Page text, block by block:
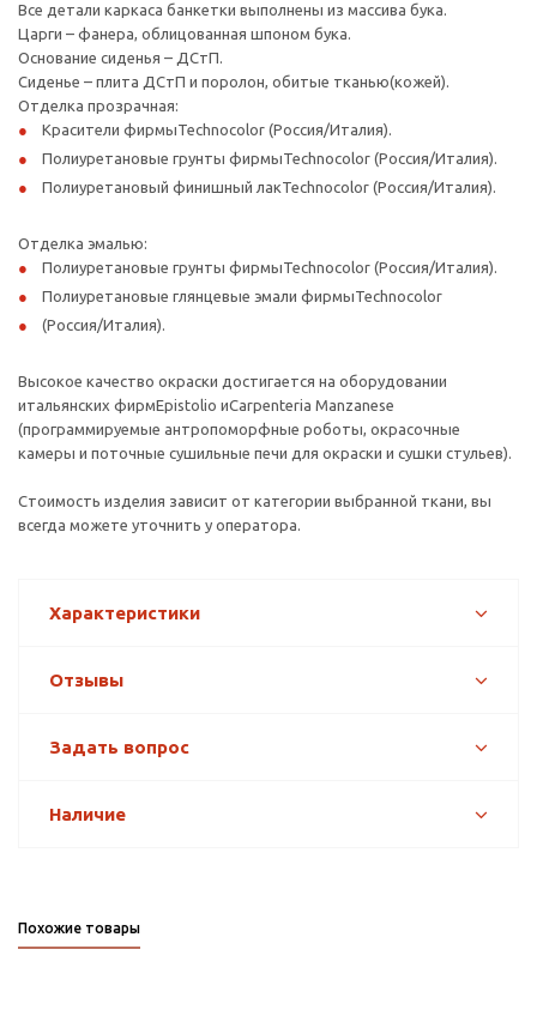
Все детали каркаса банкетки выполнены из массива бука.
Царги – фанера, облицованная шпоном бука.
Основание сиденья – ДСтП.
Сиденье – плита ДСтП и поролон, обитые тканью(кожей).
Отделка прозрачная:
Красители фирмыTechnocolor (Россия/Италия).
Полиуретановые грунты фирмыTechnocolor (Россия/Италия).
Полиуретановый финишный лакTechnocolor (Россия/Италия).
Отделка эмалью:
Полиуретановые грунты фирмыTechnocolor (Россия/Италия).
Полиуретановые глянцевые эмали фирмыTechnocolor
(Россия/Италия).
Высокое качество окраски достигается на оборудовании
итальянских фирмEpistolio иCarpenteria Manzanese
(программируемые антропоморфные роботы, окрасочные
камеры и поточные сушильные печи для окраски и сушки стульев).
Стоимость изделия зависит от категории выбранной ткани, вы
всегда можете уточнить у оператора.
Характеристики
Отзывы
Задать вопрос
Наличие
Похожие товары